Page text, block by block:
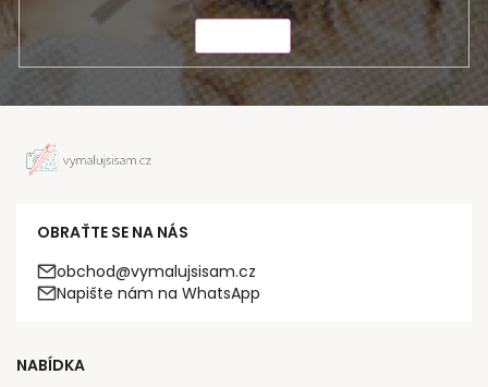
OBRAŤTE SE NA NÁS
obchod@vymalujsisam.cz
Napište nám na WhatsApp
NABÍDKA